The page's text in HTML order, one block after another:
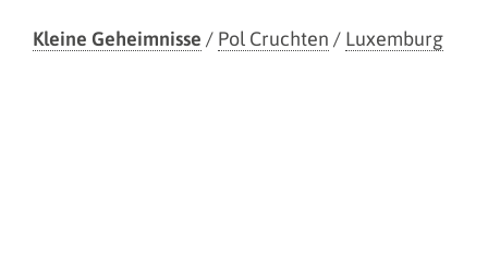
Kleine Geheimnisse / Pol Cruchten / Luxemburg